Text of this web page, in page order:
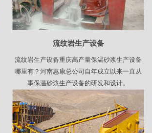
流纹岩生产设备
流纹岩生产设备重庆高产量保温砂浆生产设备
哪里有？河南惠康总公司自年成立以来一直从
事保温砂浆生产设备的研发和设计。